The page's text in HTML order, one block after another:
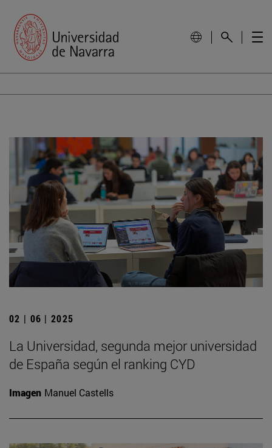
02 | 06 | 2025
La Universidad, segunda mejor universidad
de España según el ranking CYD
Imagen Manuel Castells